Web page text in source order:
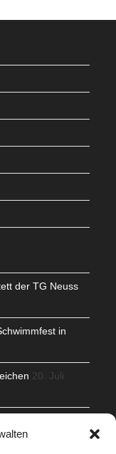
der TG Neuss
in
20. Juli